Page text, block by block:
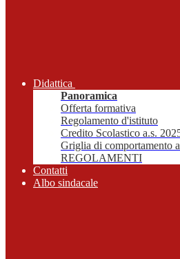
Didattica
Panoramica
Offerta formativa
Regolamento d'istituto
Credito Scolastico a.s.
Griglia di comportamento
REGOLAMENTI
Contatti
Albo sindacale